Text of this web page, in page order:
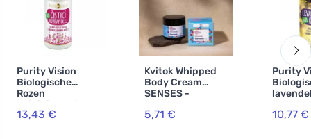
Purity Vision
Biologische
Rozen
Reinigingsolie
met Argan,
13,43 €
Kvitok Whipped
Body Cream
SENSES -
5,71 €
Purity
10,77 €